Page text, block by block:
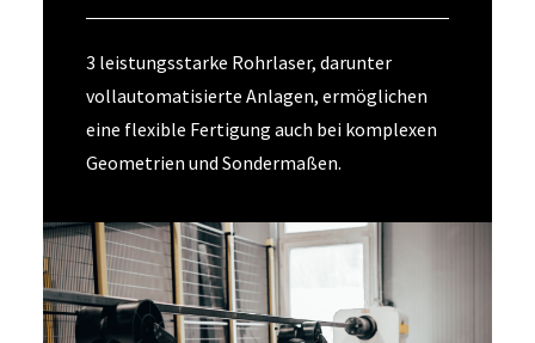
3 leistungsstarke Rohrlaser, darunter
vollautomatisierte Anlagen, ermöglichen
eine flexible Fertigung auch bei komplexen
Geometrien und Sondermaßen.